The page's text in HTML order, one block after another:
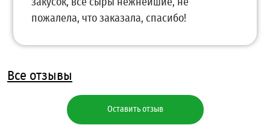
Оставить отзыв
закусок, все сыры нежнейшие, не
пожалела, что заказала, спасибо!
Все отзывы